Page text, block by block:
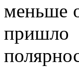
меньше